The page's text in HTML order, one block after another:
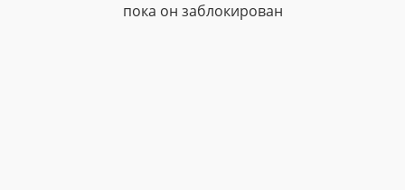
пока он заблокирован